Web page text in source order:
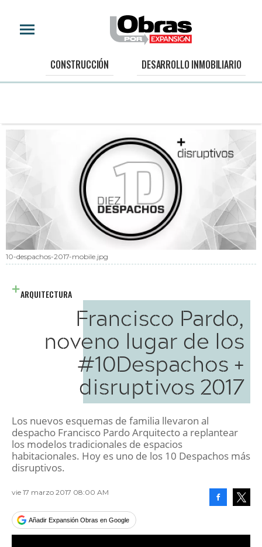
CONSTRUCCIÓN DESARROLLO INMOBILIARIO
10-despachos-2017-mobile.jpg
ARQUITECTURA
Francisco Pardo,
noveno lugar de los
#10Despachos +
disruptivos 2017
Los nuevos esquemas de familia llevaron al
despacho Francisco Pardo Arquitecto a replantear
los modelos tradicionales de espacios
habitacionales. Hoy es uno de los 10 Despachos más
disruptivos.
vie 17 marzo 2017 08:00 AM
Añadir Expansión Obras en Google